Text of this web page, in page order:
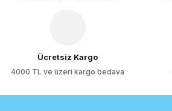
Ücretsiz Kargo
4000 TL ve üzeri kargo bedava